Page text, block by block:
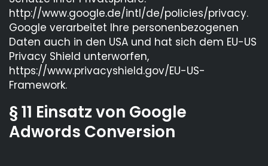
http://www.google.de/intl/de/policies/privacy.
Google verarbeitet Ihre personenbezogenen
Daten auch in den USA und hat sich dem EU-US
Privacy Shield unterworfen,
https://www.privacyshield.gov/EU-US-
Framework.
§ 11 Einsatz von Google
Adwords Conversion